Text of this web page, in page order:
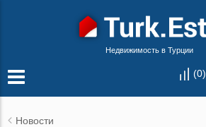
Недвижимость в Турции
(0)
Новости